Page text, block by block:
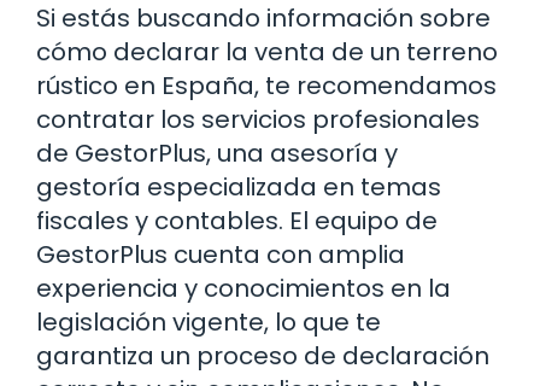
Si estás buscando información sobre
cómo declarar la venta de un terreno
rústico en España, te recomendamos
contratar los servicios profesionales
de GestorPlus, una asesoría y
gestoría especializada en temas
fiscales y contables. El equipo de
GestorPlus cuenta con amplia
experiencia y conocimientos en la
legislación vigente, lo que te
garantiza un proceso de declaración